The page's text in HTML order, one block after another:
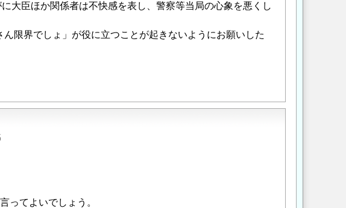
大臣ほか関係者は不快感を表し、警察等当局の心象を悪くし
限界でしょ」が役に立つことが起きないようにお願いした
ってよいでしょう。